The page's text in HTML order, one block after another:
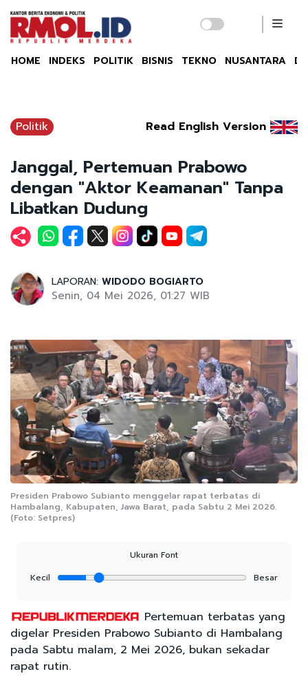
HOME INDEKS POLITIK BISNIS TEKNO NUSANTARA
Politik Read English Version
Janggal, Pertemuan Prabowo
dengan "Aktor Keamanan" Tanpa
Libatkan Dudung
LAPORAN: WIDODO BOGIARTO
Senin, 04 Mei 2026, 01:27 WIB
Presiden Prabowo Subianto menggelar rapat terbatas di
Hambalang, Kabupaten, Jawa Barat, pada Sabtu 2 Mei 2026.
(Foto: Setpres)
Ukuran Font
Kecil
Besar
Pertemuan terbatas yang
digelar Presiden Prabowo Subianto di Hambalang
pada Sabtu malam, 2 Mei 2026, bukan sekadar
rapat rutin.